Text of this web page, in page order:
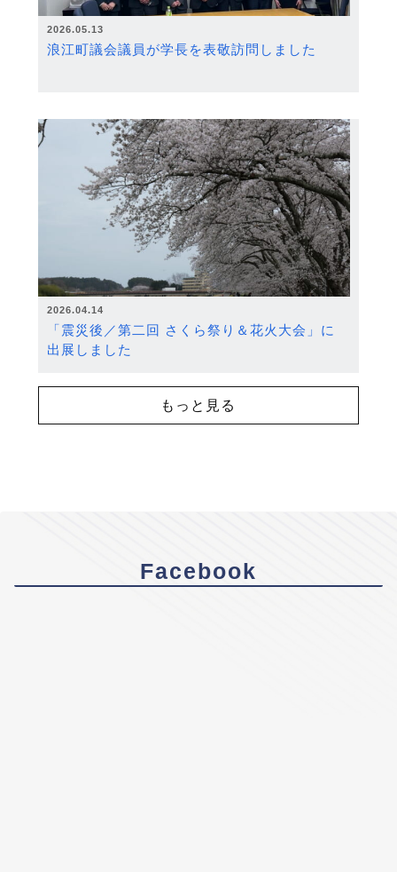
2026.05.13
浪江町議会議員が学長を表敬訪問しました
2026.04.14
「震災後／第二回 さくら祭り＆花火大会」に
出展しました
もっと見る
Facebook